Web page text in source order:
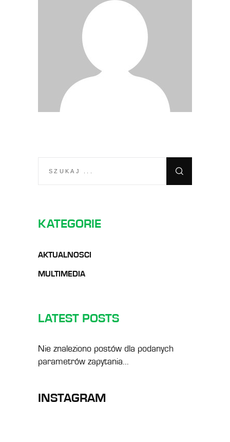
KATEGORIE
AKTUALNOSCI
MULTIMEDIA
LATEST POSTS
Nie znaleziono postów dla podanych
parametrów zapytania...
INSTAGRAM